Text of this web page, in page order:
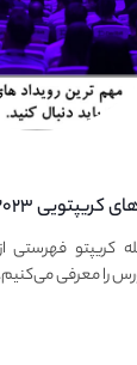
های جهانی
کریپتو فهرستی از